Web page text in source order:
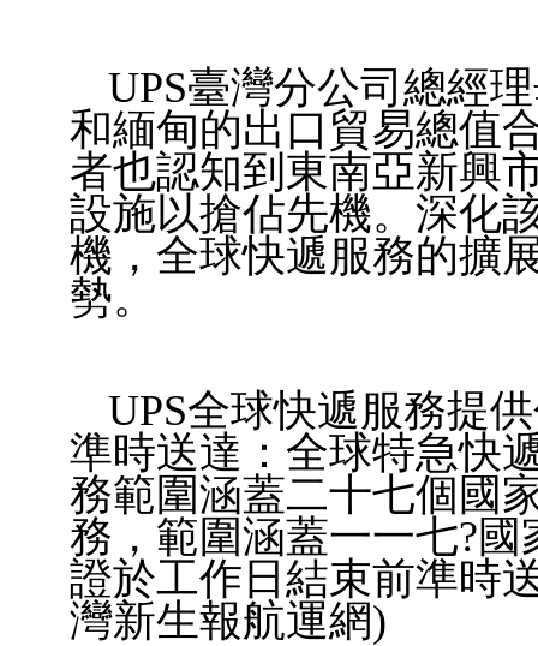
UPS臺灣分公司總經
和緬甸的出口貿易總值
者也認知到東南亞新興
設施以搶佔先機。深化
機，全球快遞服務的擴
勢。
UPS全球快遞服務提
準時送達：全球特急快
務範圍涵蓋二十七個國
務，範圍涵蓋一一七?
證於工作日結束前準時
灣新生報航運網)